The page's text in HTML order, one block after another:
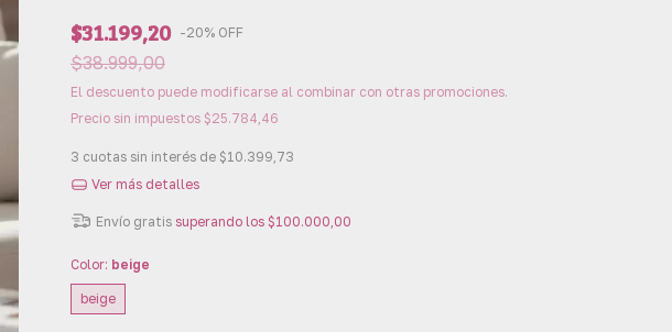
$31.199,20 -20% OFF
$38.999,00
El descuento puede modificarse al combinar con otras promociones.
Precio sin impuestos $25.784,46
3 cuotas sin interés de $10.399,73
Ver más detalles
Envío gratis superando los $100.000,00
Color: beige
beige